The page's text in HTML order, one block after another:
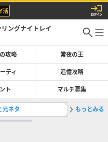
ングナイトレイ
攻略 常夜の王
ティ 追憶攻略
ト マルチ募集
元ネタ 2常夜の
もっとみる